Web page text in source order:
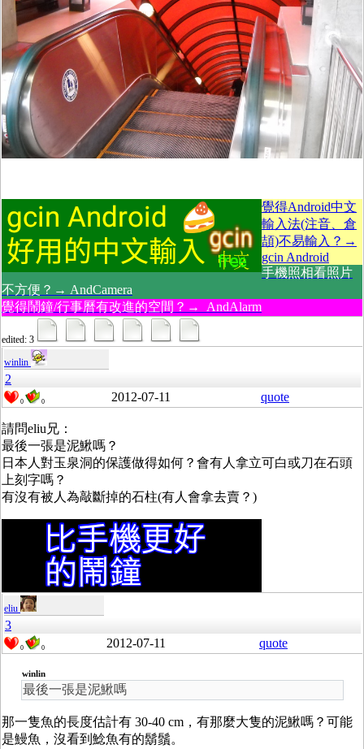
覺得Android中文
輸入法(注音、倉
頡)不易輸入？→
gcin Android
手機照相看照片
不方便？→ AndCamera
覺得鬧鐘/行事曆有改進的空間？→ AndAlarm
edited: 3
winlin
2
0 0 2012-07-11 quote
請問eliu兄：
最後一張是泥鰍嗎？
日本人對玉泉洞的保護做得如何？會有人拿立可白或刀在石頭
上刻字嗎？
有沒有被人為敲斷掉的石柱(有人會拿去賣？)
eliu
3
0 0 2012-07-11 quote
winlin
最後一張是泥鰍嗎
那一隻魚的長度估計有 30-40 cm，有那麼大隻的泥鰍嗎？可能
是鰻魚，沒看到鯰魚有的鬍鬚。